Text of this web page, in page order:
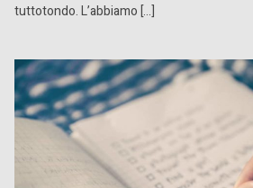
tuttotondo. L’abbiamo […]